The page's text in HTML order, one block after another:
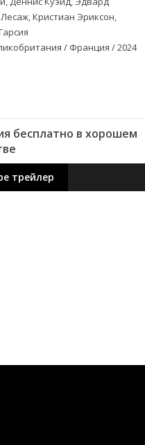
Кристиан Эриксон,
/ Франция / 2024
бесплатно в хорошем
трейлер